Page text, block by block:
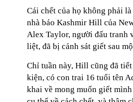
Cái chết của họ không phải
nhà báo Kashmir Hill của
Alex Taylor, người đấu tranh
liệt, đã bị cảnh sát giết sau
Chỉ tuần này, Hill cũng đã
kiện, có con trai 16 tuổi tên
khai về mong muốn giết